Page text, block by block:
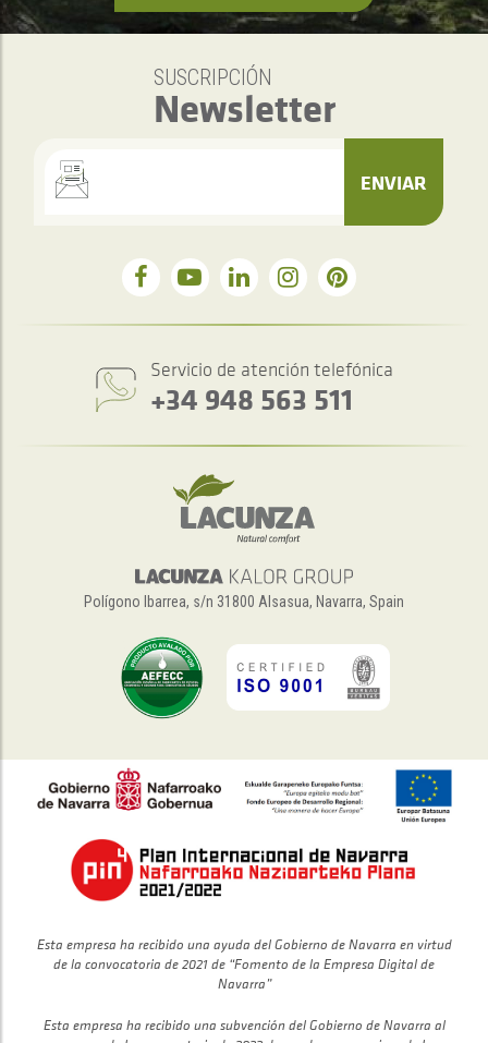
SUSCRIPCIÓN
Newsletter
ENVIAR
Servicio de atención telefónica
+34 948 563 511
Polígono Ibarrea, s/n 31800 Alsasua, Navarra, Spain
Esta empresa ha recibido una ayuda del Gobierno de Navarra en virtud
de la convocatoria de 2021 de “Fomento de la Empresa Digital de
Navarra”
Esta empresa ha recibido una subvención del Gobierno de Navarra al